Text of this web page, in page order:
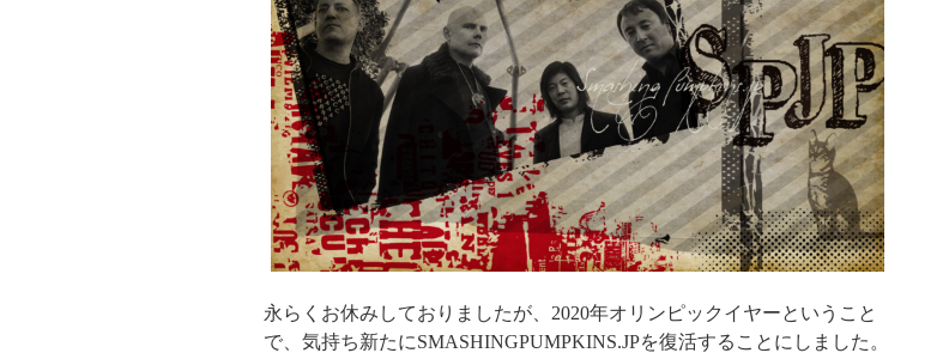
永らくお休みしておりましたが、2020年オリンピックイヤーということ
で、気持ち新たにSMASHINGPUMPKINS.JPを復活することにしました。